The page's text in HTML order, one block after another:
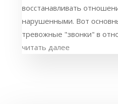
восстанавливать
нарушенными. Вот
тревожные "звонки" в
читать далее